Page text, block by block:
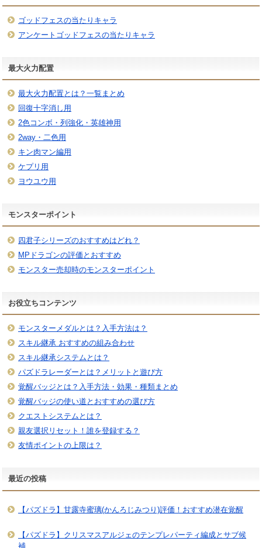
ゴッドフェスの当たりキャラ
アンケートゴッドフェスの当たりキャラ
最大火力配置
最大火力配置とは？一覧まとめ
回復十字消し用
2色コンボ・列強化・英雄神用
2way・二色用
キン肉マン編用
ケプリ用
ヨウユウ用
モンスターポイント
四君子シリーズのおすすめはどれ？
MPドラゴンの評価とおすすめ
モンスター売却時のモンスターポイント
お役立ちコンテンツ
モンスターメダルとは？入手方法は？
スキル継承 おすすめの組み合わせ
スキル継承システムとは？
パズドラレーダーとは？メリットと遊び方
覚醒バッジとは？入手方法・効果・種類まとめ
覚醒バッジの使い道とおすすめの選び方
クエストシステムとは？
親友選択リセット！誰を登録する？
友情ポイントの上限は？
最近の投稿
【パズドラ】甘露寺蜜璃(かんろじみつり)評価！おすすめ潜在覚醒
【パズドラ】クリスマスアルジェのテンプレパーティ編成とサブ候
補